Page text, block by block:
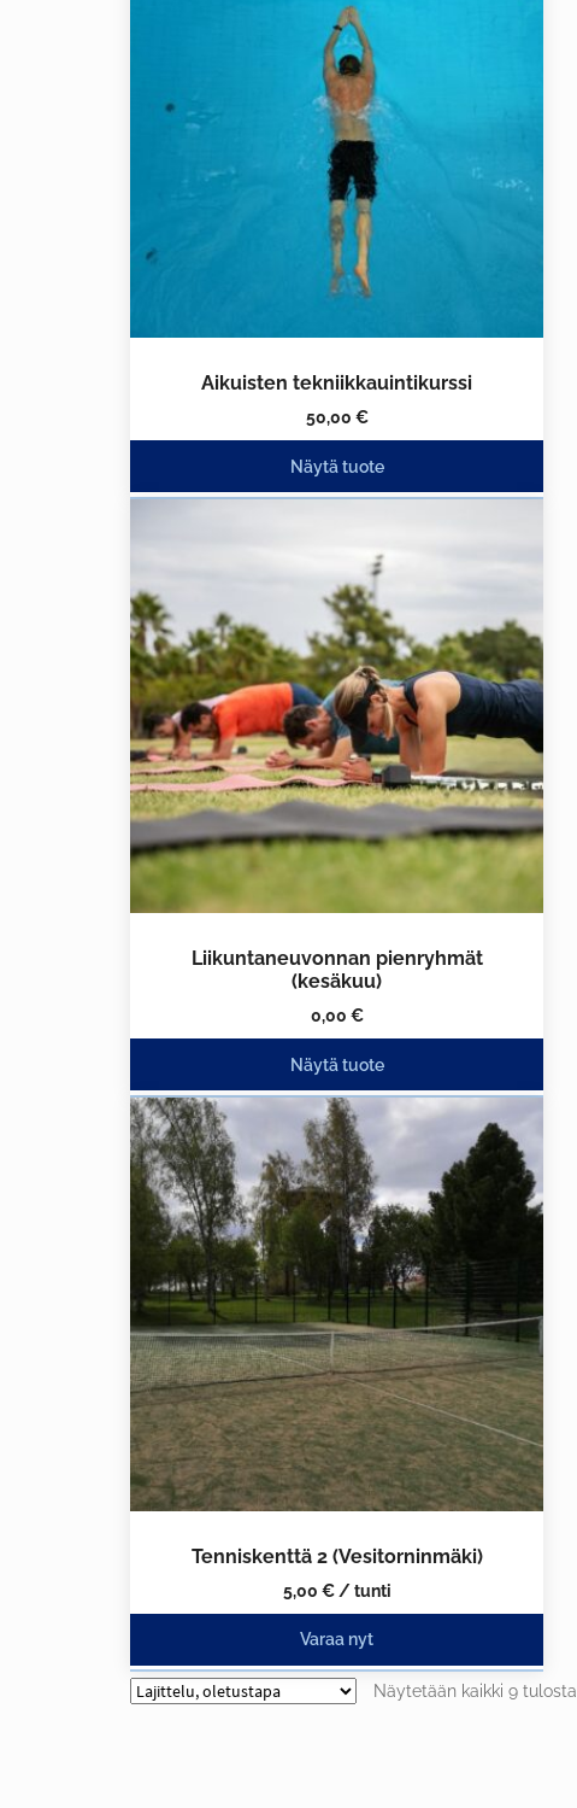
Aikuisten tekniikkauintikurssi
50,00 €
Näytä tuote
Liikuntaneuvonnan pienryhmät
(kesäkuu)
0,00 €
Näytä tuote
useampi
muunnelma.
Voit
tehdä
valinnat
tuotteen
sivulla.
Tenniskenttä 2 (Vesitorninmäki)
5,00 € / tunti
Varaa nyt
Näytetään kaikki 9 tulosta